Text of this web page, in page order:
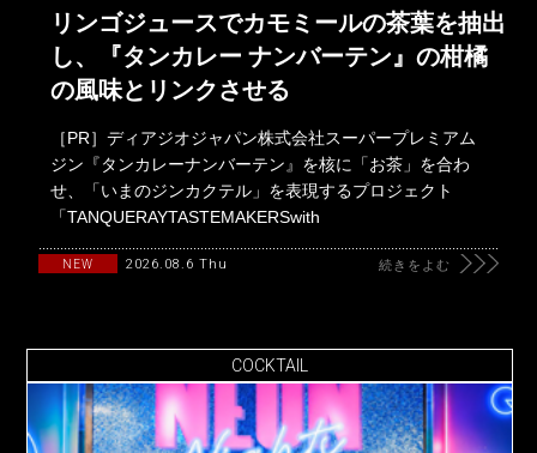
リンゴジュースでカモミールの茶葉を抽出
し、『タンカレー ナンバーテン』の柑橘
の風味とリンクさせる
［PR］ディアジオジャパン株式会社スーパープレミアム
ジン『タンカレーナンバーテン』を核に「お茶」を合わ
せ、「いまのジンカクテル」を表現するプロジェクト
「TANQUERAYTASTEMAKERSwith
NEW 2026.08.6 Thu 続きをよむ
COCKTAIL